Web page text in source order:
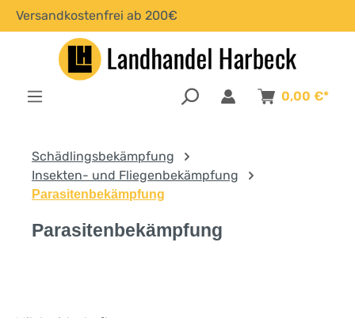
springen
Versandkostenfrei ab 200€
0,00 €*
Schädlingsbekämpfung
Insekten- und Fliegenbekämpfung
Parasitenbekämpfung
Parasitenbekämpfung